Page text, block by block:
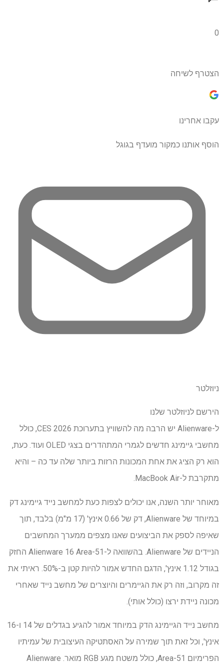
0
הצטרף לשיחה
עקבו אחרינו
הוסף אותנו כמקור מועדף בגוגל
ניוזלטר
הירשם לניוזלטר שלנו
ל-Alienware יש הרבה מה להשוויץ בתערוכת CES 2026, כולל
מחשבי גיימינג חדשים לגמרי המתהדרים בצגי OLED ועוד. כעת,
הוא רק הציג את אחת המכונות הרזות ביותר שלה עד כה – והיא
מתקרבת ל-MacBook Air.
מאוחר יותר השנה, אנו יכולים לצפות כעת למחשב נייד גיימינג דק
במיוחד של Alienware, דק של 0.66 אינץ' (17 מ"מ) בלבד, תוך
שאיפה לספק את הביצועים שאנו מצפים ממערך המחשבים
הניידים של Alienware. בהשוואה ל-Alienware 16 Area-51 החזק
בגודל 1.12 אינץ', הדגם החדש אמור להיות קטן ב-50%. ראיתי את
זה מקרוב, וזה רק את הגיימרים והיוצרים של מחשב נייד שאחרי
מכונה ניידת ירצו (כולל אותי).
מחשב נייד הגיימינג הדק במיוחד אמור להגיע בגדלים של 14 ו-16
אינץ', וכל זאת תוך שמירה על האסתטיקה העיצובית של עמיתיו
הפרימיום Area-51, כולל משטח מגע RGB מואר. Alienware